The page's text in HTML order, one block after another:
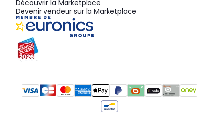
Découvrir la Marketplace
Devenir vendeur sur la Marketplace